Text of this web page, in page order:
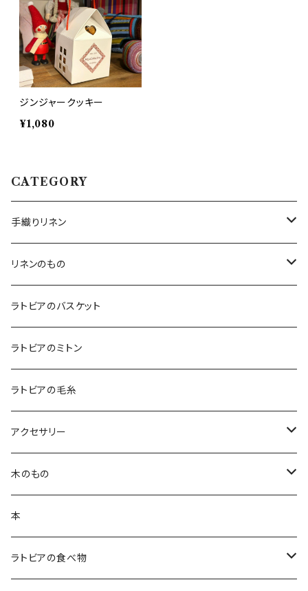
ジンジャークッキー
¥1,080
CATEGORY
手織りリネン
テーブルクロス
テーブルランナー
コースター
ブランケット
ランチョンマット
リネンのもの
キッチンアイテム
エプロン
鍋つかみ
バッグ
ランチバッグ
トートバッグ
クッションカバー
ハンカチ
ラトビアのバスケット
ラトビアのミトン
ラトビアの毛糸
アクセサリー
白樺ピアス
白樺ブローチ
BALTU ROTAS
木のもの
白樺コースター
白樺ティーマット
本
ラトビアの食べ物